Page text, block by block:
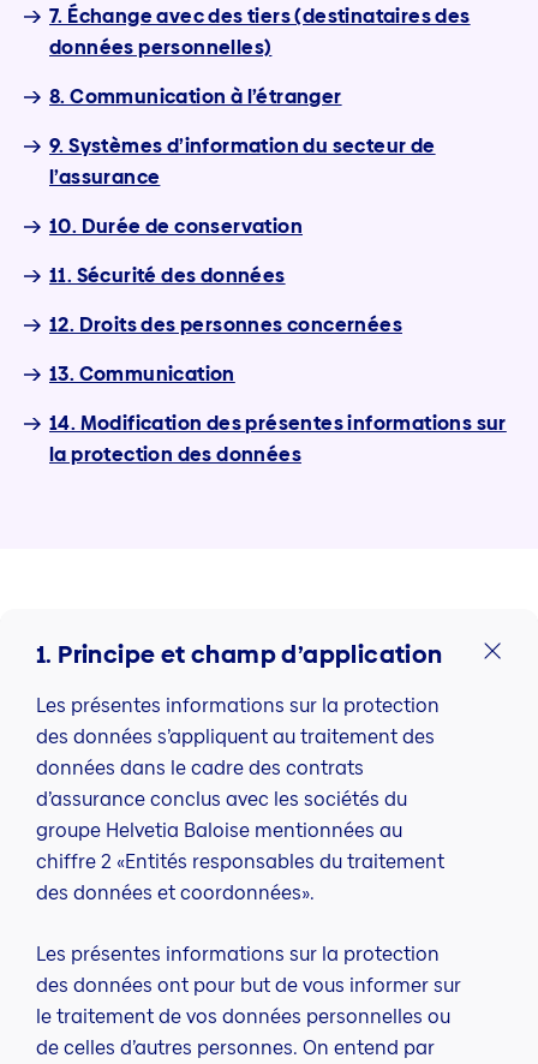
7. Échange avec des tiers (destinataires des
données personnelles)
8. Communication à l’étranger
9. Systèmes d’information du secteur de
l’assurance
10. Durée de conservation
11. Sécurité des données
12. Droits des personnes concernées
13. Communication
14. Modification des présentes informations sur
la protection des données
1. Principe et champ d’application
Les présentes informations sur la protection
des données s’appliquent au traitement des
données dans le cadre des contrats
d’assurance conclus avec les sociétés du
groupe Helvetia Baloise mentionnées au
chiffre 2 «Entités responsables du traitement
des données et coordonnées».
Les présentes informations sur la protection
des données ont pour but de vous informer sur
le traitement de vos données personnelles ou
de celles d’autres personnes. On entend par